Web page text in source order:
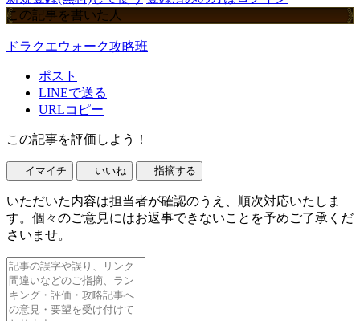
この記事を書いた人
ドラクエウォーク攻略班
ポスト
LINEで送る
URLコピー
この記事を評価しよう！
イマイチ いいね 指摘する
いただいた内容は担当者が確認のうえ、順次対応いたしま
す。個々のご意見にはお返事できないことを予めご了承くだ
さいませ。